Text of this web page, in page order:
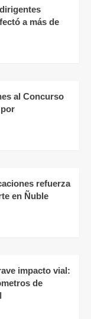
a más de
al Concurso
refuerza
en Ñuble
impacto vial:
de